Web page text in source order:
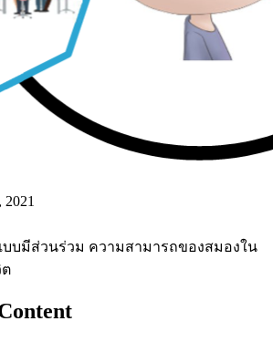
บมีส่วนร่วม ความสามารถของสมองใน